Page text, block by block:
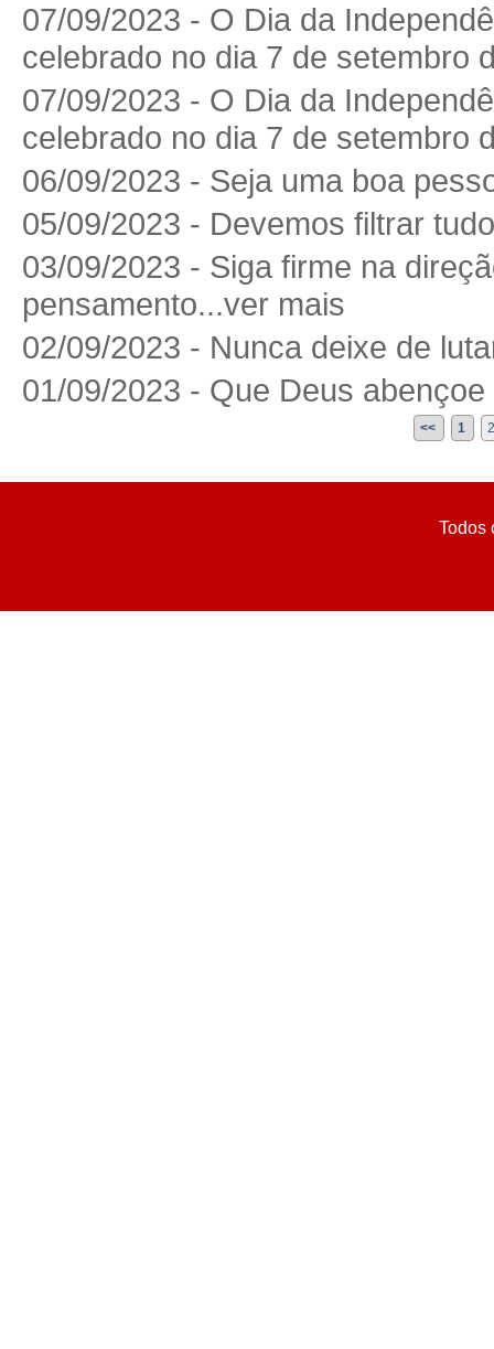
07/09/2023 - O Dia da
celebrado no dia 7 de setembro
07/09/2023 - O Dia da
celebrado no dia 7 de setembro
06/09/2023 - Seja uma boa
05/09/2023 - Devemos filtrar
03/09/2023 - Siga firme na
pensamento...ver mais
02/09/2023 - Nunca deixe de
01/09/2023 - Que Deus
<< 1
Todos